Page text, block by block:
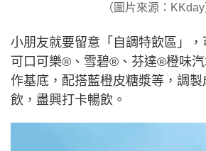
（圖片來源：KKday
小朋友就要留意「自調特飲區」
可口可樂®、雪碧®、芬達®橙味
作基底，配搭藍橙皮糖漿等，調
飲，盡興打卡暢飲。